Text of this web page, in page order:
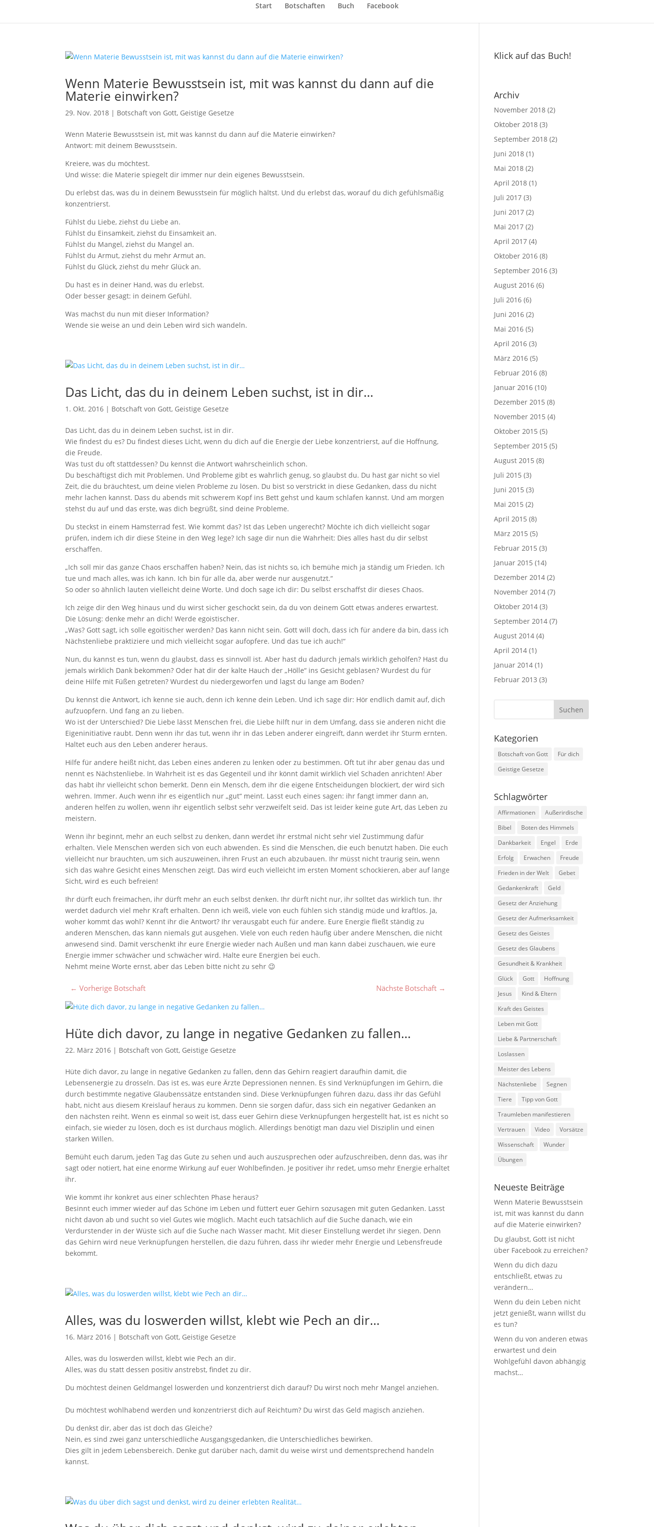
Start Botschaften Buch Facebook
Wenn Materie Bewusstsein ist, mit was kannst du dann auf die
Materie einwirken?
29. Nov. 2018 | Botschaft von Gott, Geistige Gesetze
Wenn Materie Bewusstsein ist, mit was kannst du dann auf die Materie einwirken?
Antwort: mit deinem Bewusstsein.
Kreiere, was du möchtest.
Und wisse: die Materie spiegelt dir immer nur dein eigenes Bewusstsein.
Du erlebst das, was du in deinem Bewusstsein für möglich hältst. Und du erlebst das, worauf du dich gefühlsmäßig
konzentrierst.
Fühlst du Liebe, ziehst du Liebe an.
Fühlst du Einsamkeit, ziehst du Einsamkeit an.
Fühlst du Mangel, ziehst du Mangel an.
Fühlst du Armut, ziehst du mehr Armut an.
Fühlst du Glück, ziehst du mehr Glück an.
Du hast es in deiner Hand, was du erlebst.
Oder besser gesagt: in deinem Gefühl.
Was machst du nun mit dieser Information?
Wende sie weise an und dein Leben wird sich wandeln.
Das Licht, das du in deinem Leben suchst, ist in dir…
1. Okt. 2016 | Botschaft von Gott, Geistige Gesetze
Das Licht, das du in deinem Leben suchst, ist in dir.
Wie findest du es? Du findest dieses Licht, wenn du dich auf die Energie der Liebe konzentrierst, auf die Hoffnung,
die Freude.
Was tust du oft stattdessen? Du kennst die Antwort wahrscheinlich schon.
Du beschäftigst dich mit Problemen. Und Probleme gibt es wahrlich genug, so glaubst du. Du hast gar nicht so viel
Zeit, die du bräuchtest, um deine vielen Probleme zu lösen. Du bist so verstrickt in diese Gedanken, dass du nicht
mehr lachen kannst. Dass du abends mit schwerem Kopf ins Bett gehst und kaum schlafen kannst. Und am morgen
stehst du auf und das erste, was dich begrüßt, sind deine Probleme.
Du steckst in einem Hamsterrad fest. Wie kommt das? Ist das Leben ungerecht? Möchte ich dich vielleicht sogar
prüfen, indem ich dir diese Steine in den Weg lege? Ich sage dir nun die Wahrheit: Dies alles hast du dir selbst
erschaffen.
„Ich soll mir das ganze Chaos erschaffen haben? Nein, das ist nichts so, ich bemühe mich ja ständig um Frieden. Ich
tue und mach alles, was ich kann. Ich bin für alle da, aber werde nur ausgenutzt.“
So oder so ähnlich lauten vielleicht deine Worte. Und doch sage ich dir: Du selbst erschaffst dir dieses Chaos.
Ich zeige dir den Weg hinaus und du wirst sicher geschockt sein, da du von deinem Gott etwas anderes erwartest.
Die Lösung: denke mehr an dich! Werde egoistischer.
„Was? Gott sagt, ich solle egoitischer werden? Das kann nicht sein. Gott will doch, dass ich für andere da bin, dass ich
Nächstenliebe praktiziere und mich vielleicht sogar aufopfere. Und das tue ich auch!“
Nun, du kannst es tun, wenn du glaubst, dass es sinnvoll ist. Aber hast du dadurch jemals wirklich geholfen? Hast du
jemals wirklich Dank bekommen? Oder hat dir der kalte Hauch der „Hölle“ ins Gesicht geblasen? Wurdest du für
deine Hilfe mit Füßen getreten? Wurdest du niedergeworfen und lagst du lange am Boden?
Du kennst die Antwort, ich kenne sie auch, denn ich kenne dein Leben. Und ich sage dir: Hör endlich damit auf, dich
aufzuopfern. Und fang an zu lieben.
Wo ist der Unterschied? Die Liebe lässt Menschen frei, die Liebe hilft nur in dem Umfang, dass sie anderen nicht die
Eigeninitiative raubt. Denn wenn ihr das tut, wenn ihr in das Leben anderer eingreift, dann werdet ihr Sturm ernten.
Haltet euch aus den Leben anderer heraus.
Hilfe für andere heißt nicht, das Leben eines anderen zu lenken oder zu bestimmen. Oft tut ihr aber genau das und
nennt es Nächstenliebe. In Wahrheit ist es das Gegenteil und ihr könnt damit wirklich viel Schaden anrichten! Aber
das habt ihr vielleicht schon bemerkt. Denn ein Mensch, dem ihr die eigene Entscheidungen blockiert, der wird sich
wehren. Immer. Auch wenn ihr es eigentlich nur „gut“ meint. Lasst euch eines sagen: ihr fangt immer dann an,
anderen helfen zu wollen, wenn ihr eigentlich selbst sehr verzweifelt seid. Das ist leider keine gute Art, das Leben zu
meistern.
Wenn ihr beginnt, mehr an euch selbst zu denken, dann werdet ihr erstmal nicht sehr viel Zustimmung dafür
erhalten. Viele Menschen werden sich von euch abwenden. Es sind die Menschen, die euch benutzt haben. Die euch
vielleicht nur brauchten, um sich auszuweinen, ihren Frust an euch abzubauen. Ihr müsst nicht traurig sein, wenn
sich das wahre Gesicht eines Menschen zeigt. Das wird euch vielleicht im ersten Moment schockieren, aber auf lange
Sicht, wird es euch befreien!
Ihr dürft euch freimachen, ihr dürft mehr an euch selbst denken. Ihr dürft nicht nur, ihr solltet das wirklich tun. Ihr
werdet dadurch viel mehr Kraft erhalten. Denn ich weiß, viele von euch fühlen sich ständig müde und kraftlos. Ja,
woher kommt das wohl? Kennt ihr die Antwort? Ihr verausgabt euch für andere. Eure Energie fließt ständig zu
anderen Menschen, das kann niemals gut ausgehen. Viele von euch reden häufig über andere Menschen, die nicht
anwesend sind. Damit verschenkt ihr eure Energie wieder nach Außen und man kann dabei zuschauen, wie eure
Energie immer schwächer und schwächer wird. Halte eure Energien bei euch.
Nehmt meine Worte ernst, aber das Leben bitte nicht zu sehr 😉
←Vorherige Botschaft Nächste Botschaft →
Hüte dich davor, zu lange in negative Gedanken zu fallen…
22. März 2016 | Botschaft von Gott, Geistige Gesetze
Hüte dich davor, zu lange in negative Gedanken zu fallen, denn das Gehirn reagiert daraufhin damit, die
Lebensenergie zu drosseln. Das ist es, was eure Ärzte Depressionen nennen. Es sind Verknüpfungen im Gehirn, die
durch bestimmte negative Glaubenssätze entstanden sind. Diese Verknüpfungen führen dazu, dass ihr das Gefühl
habt, nicht aus diesem Kreislauf heraus zu kommen. Denn sie sorgen dafür, dass sich ein negativer Gedanken an
den nächsten reiht. Wenn es einmal so weit ist, dass euer Gehirn diese Verknüpfungen hergestellt hat, ist es nicht so
einfach, sie wieder zu lösen, doch es ist durchaus möglich. Allerdings benötigt man dazu viel Disziplin und einen
starken Willen.
Bemüht euch darum, jeden Tag das Gute zu sehen und auch auszusprechen oder aufzuschreiben, denn das, was ihr
sagt oder notiert, hat eine enorme Wirkung auf euer Wohlbefinden. Je positiver ihr redet, umso mehr Energie erhaltet
ihr.
Wie kommt ihr konkret aus einer schlechten Phase heraus?
Besinnt euch immer wieder auf das Schöne im Leben und füttert euer Gehirn sozusagen mit guten Gedanken. Lasst
nicht davon ab und sucht so viel Gutes wie möglich. Macht euch tatsächlich auf die Suche danach, wie ein
Verdurstender in der Wüste sich auf die Suche nach Wasser macht. Mit dieser Einstellung werdet ihr siegen. Denn
das Gehirn wird neue Verknüpfungen herstellen, die dazu führen, dass ihr wieder mehr Energie und Lebensfreude
bekommt.
Alles, was du loswerden willst, klebt wie Pech an dir…
16. März 2016 | Botschaft von Gott, Geistige Gesetze
Alles, was du loswerden willst, klebt wie Pech an dir.
Alles, was du statt dessen positiv anstrebst, findet zu dir.
Du möchtest deinen Geldmangel loswerden und konzentrierst dich darauf? Du wirst noch mehr Mangel anziehen.
Du möchtest wohlhabend werden und konzentrierst dich auf Reichtum? Du wirst das Geld magisch anziehen.
Du denkst dir, aber das ist doch das Gleiche?
Nein, es sind zwei ganz unterschiedliche Ausgangsgedanken, die Unterschiedliches bewirken.
Dies gilt in jedem Lebensbereich. Denke gut darüber nach, damit du weise wirst und dementsprechend handeln
kannst.
Klick auf das Buch!
Archiv
November 2018 (2)
Oktober 2018 (3)
September 2018 (2)
Juni 2018 (1)
Mai 2018 (2)
April 2018 (1)
Juli 2017 (3)
Juni 2017 (2)
Mai 2017 (2)
April 2017 (4)
Oktober 2016 (8)
September 2016 (3)
August 2016 (6)
Juli 2016 (6)
Juni 2016 (2)
Mai 2016 (5)
April 2016 (3)
März 2016 (5)
Februar 2016 (8)
Januar 2016 (10)
Dezember 2015 (8)
November 2015 (4)
Oktober 2015 (5)
September 2015 (5)
August 2015 (8)
Juli 2015 (3)
Juni 2015 (3)
Mai 2015 (2)
April 2015 (8)
März 2015 (5)
Februar 2015 (3)
Januar 2015 (14)
Dezember 2014 (2)
November 2014 (7)
Oktober 2014 (3)
September 2014 (7)
August 2014 (4)
April 2014 (1)
Januar 2014 (1)
Februar 2013 (3)
Kategorien
Botschaft von Gott
Für dich
Geistige Gesetze
Schlagwörter
Affirmationen
Außerirdische
Bibel
Boten des Himmels
Dankbarkeit
Engel
Erde
Erfolg
Erwachen
Freude
Frieden in der Welt
Gebet
Gedankenkraft
Geld
Gesetz der Anziehung
Gesetz der Aufmerksamkeit
Gesetz des Geistes
Gesetz des Glaubens
Gesundheit & Krankheit
Glück
Gott
Hoffnung
Jesus
Kind & Eltern
Kraft des Geistes
Leben mit Gott
Liebe & Partnerschaft
Loslassen
Meister des Lebens
Nächstenliebe
Segnen
Tiere
Tipp von Gott
Traumleben manifestieren
Vertrauen
Video
Vorsätze
Wissenschaft
Wunder
Übungen
Neueste Beiträge
Wenn Materie Bewusstsein
ist, mit was kannst du dann
auf die Materie einwirken?
Du glaubst, Gott ist nicht
über Facebook zu erreichen?
Wenn du dich dazu
entschließt, etwas zu
verändern…
Wenn du dein Leben nicht
jetzt genießt, wann willst du
es tun?
Wenn du von anderen etwas
erwartest und dein
Wohlgefühl davon abhängig
machst…